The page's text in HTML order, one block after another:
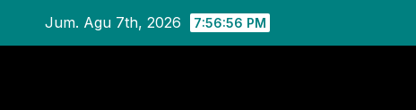
Jum. Agu 7th, 2026 7:56:57 PM